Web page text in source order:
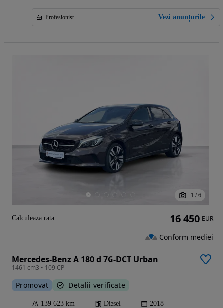
Profesionist Vezi anunțurile
1 / 6
Mercedes-Benz A 180 d 7G-DCT Urban
1461 cm3 • 109 CP
Promovat Detalii verificate
139 623 km Diesel 2018
16 450 EUR
Conform mediei
Calculeaza rata